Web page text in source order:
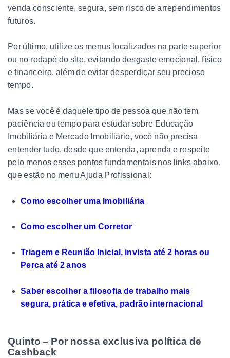
venda consciente, segura, sem risco de arrependimentos
futuros.
Por último, utilize os menus localizados na parte superior
ou no rodapé do site, evitando desgaste emocional, físico
e financeiro, além de evitar desperdiçar seu precioso
tempo.
Mas se você é daquele tipo de pessoa que não tem
paciência ou tempo para estudar sobre Educação
Imobiliária e Mercado Imobiliário, você não precisa
entender tudo, desde que entenda, aprenda e respeite
pelo menos esses pontos fundamentais nos links abaixo,
que estão no menu Ajuda Profissional:
Como escolher uma Imobiliária
Como escolher um Corretor
Triagem e Reunião Inicial, invista até 2 horas ou
Perca até 2 anos
Saber escolher a filosofia de trabalho mais
segura, prática e efetiva, padrão internacional
Quinto – Por nossa exclusiva política de
Cashback